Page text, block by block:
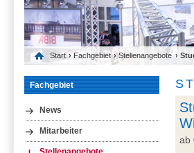
Start › Fachgebiet ›Stellenangebote ›
Fachgebiet
News
Mitarbeiter
ab